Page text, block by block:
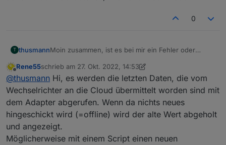
0
T thusmannMoin zusammen, ist es bei mir ein Fehler oder
den Offline-State des WR auf dem letzten Wert?
Momentan habe ich dort 6W stehen, der WR ist
allerdings offline (ist ja nun auch dunkel, Nacht eben
GenerationPower im TopLevel ist allerdings 0W.
Ich wollte es per Influx loggen, hab nun aber ja
dauerhaft 6W dort stehen, wie handhabt ihr das?
Offline
Rene55schrieb am 27. Okt. 2022, 14:53
zuletzt editiert von Rene55
@thusmann Hi, es werden die letzten Daten, die vom
Wechselrichter an die Cloud übermittelt worden sind mit
dem Adapter abgerufen. Wenn da nichts neues
hingeschickt wird (=offline) wird der alte Wert abgeholt
und angezeigt.
Möglicherweise mit einem Script einen neuen